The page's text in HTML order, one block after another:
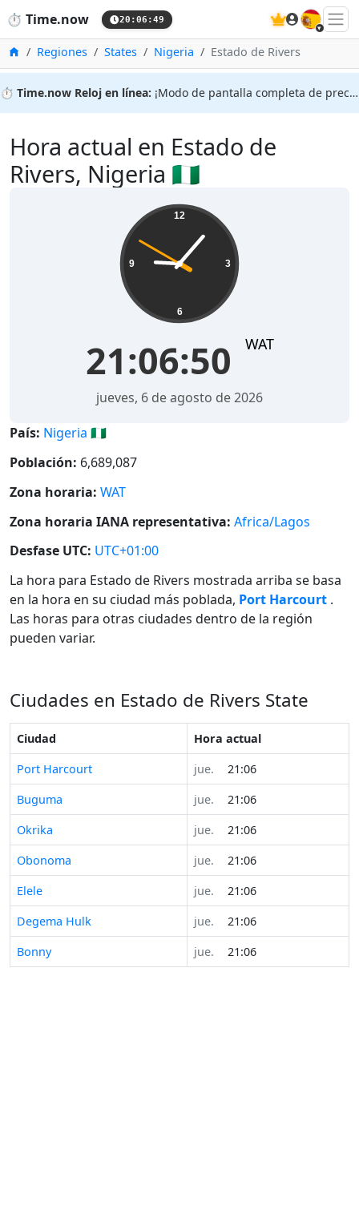
⏱️ Time.now 20:06:49 🇪🇸
InicioRegiones States Nigeria Estado de Rivers
⏱️ Time.now Reloj en línea: ¡Modo de pantalla completa de precisión!
Hora actual en Estado de
Rivers, Nigeria 🇳🇬
12
3
6
9
21:06:50 WAT
jueves, 6 de agosto de 2026
País: Nigeria 🇳🇬
Población: 6,689,087
Zona horaria: WAT
Zona horaria IANA representativa: Africa/Lagos
Desfase UTC: UTC+01:00
La hora para Estado de Rivers mostrada arriba se basa
en la hora en su ciudad más poblada, Port Harcourt .
Las horas para otras ciudades dentro de la región
pueden variar.
Ciudades en Estado de Rivers State
Ciudad
Hora actual
Port Harcourt
jue.
21:06
Buguma
jue.
21:06
Okrika
jue.
21:06
Obonoma
jue.
21:06
Elele
jue.
21:06
Degema Hulk
jue.
21:06
Bonny
jue. 21:06